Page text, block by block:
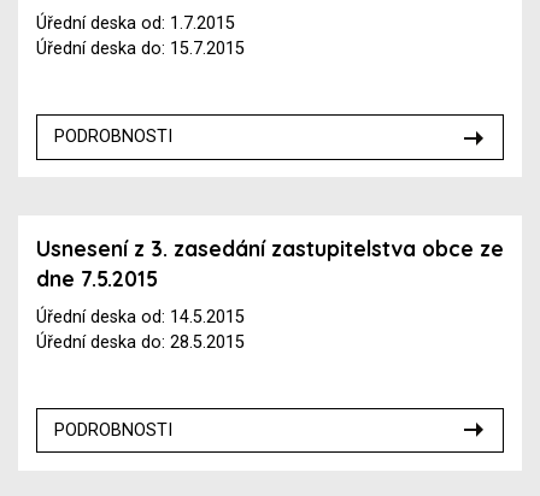
Úřední deska od: 1.7.2015
Úřední deska do: 15.7.2015
PODROBNOSTI
Usnesení z 3. zasedání zastupitelstva obce ze
dne 7.5.2015
Úřední deska od: 14.5.2015
Úřední deska do: 28.5.2015
PODROBNOSTI